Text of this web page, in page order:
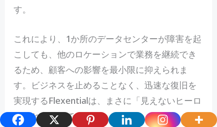
す。
これにより、1か所のデータセンターが障害を起
こしても、他のロケーションで業務を継続でき
るため、顧客への影響を最小限に抑えられま
す。ビジネスを止めることなく、迅速な復旧を
実現するFlexentialは、まさに「見えないヒーロ
ー」と言えるでしょう。